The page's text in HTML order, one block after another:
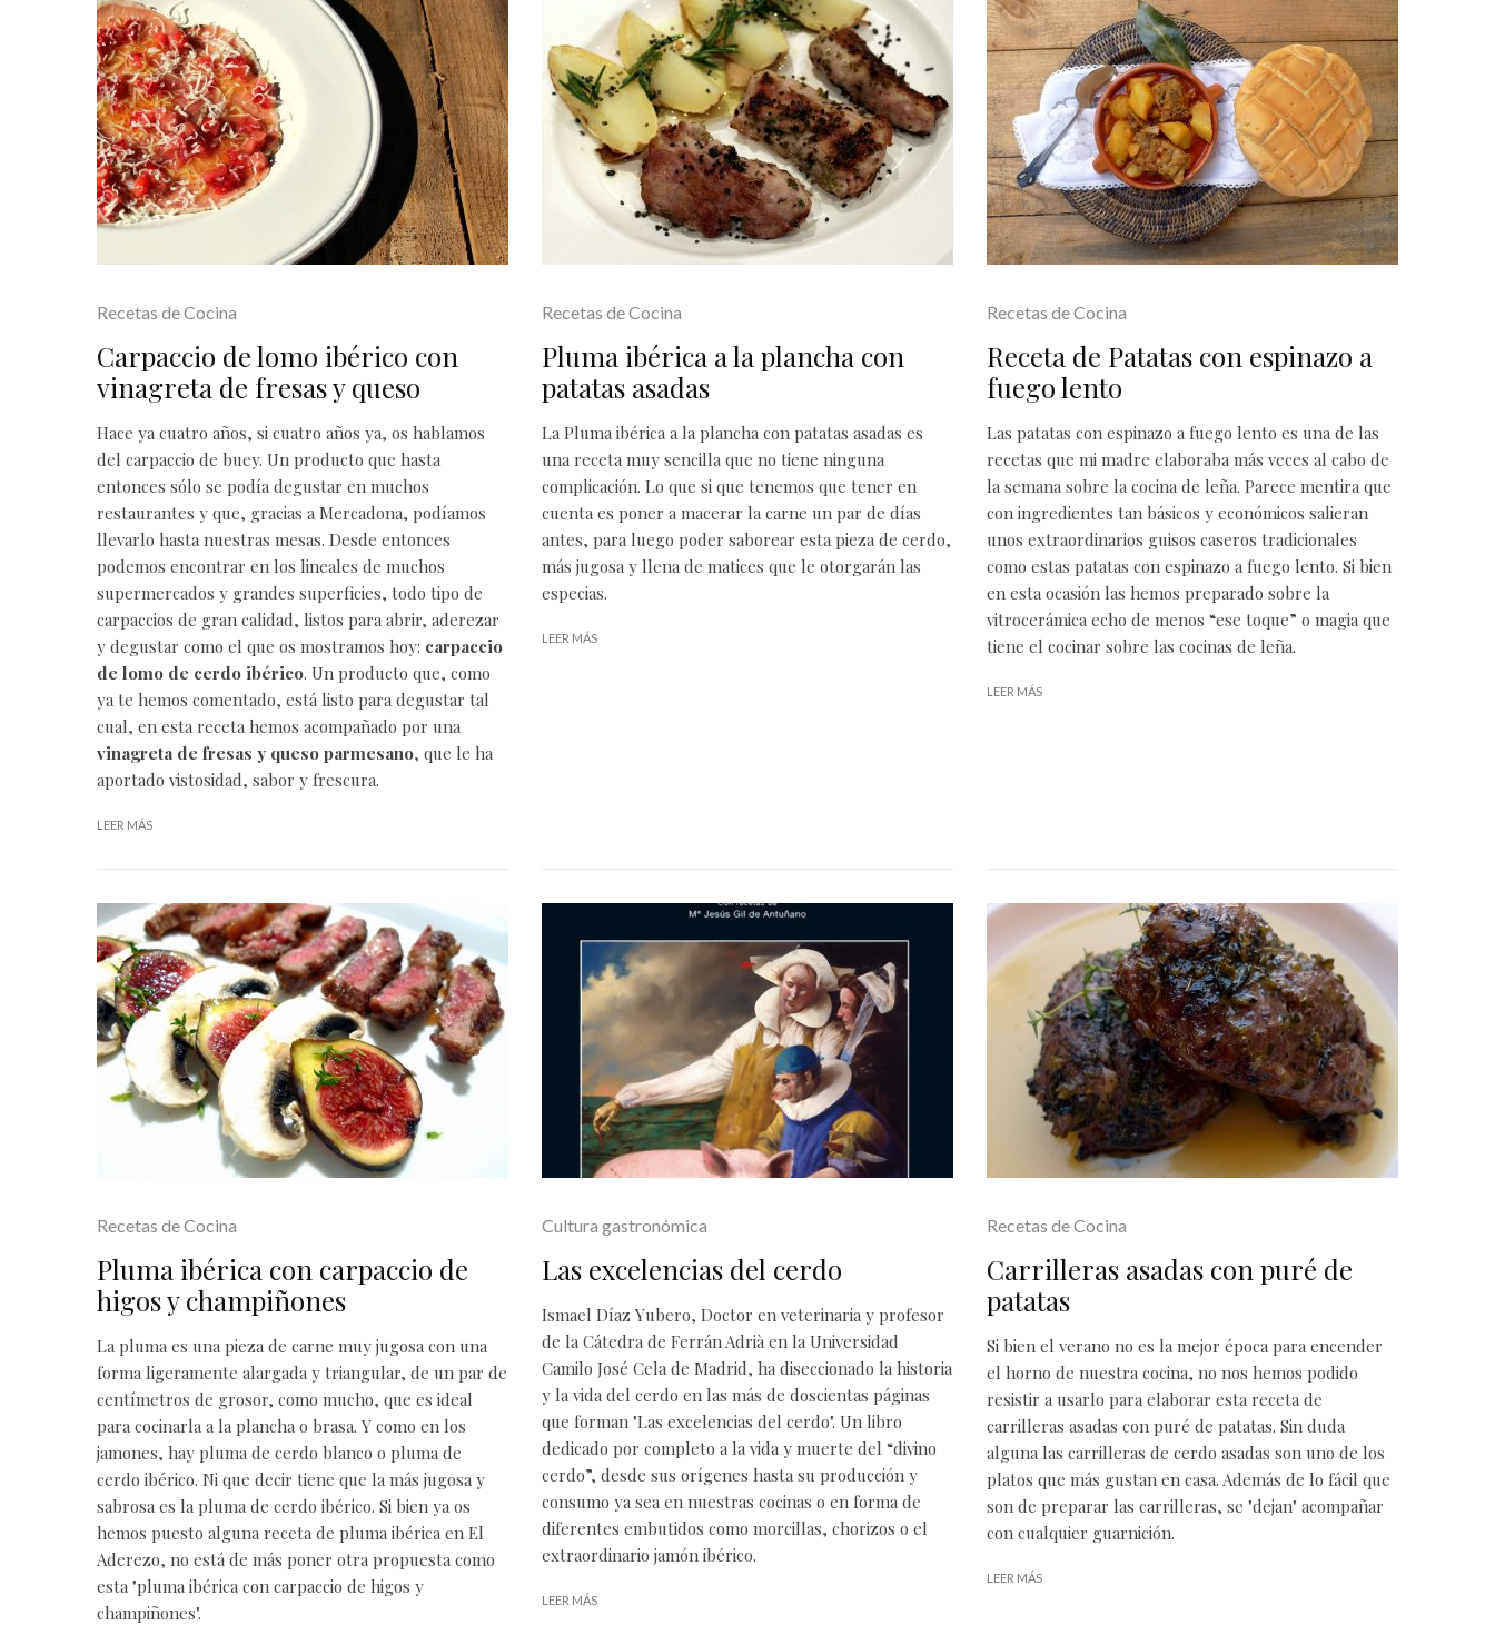
Recetas de Cocina
Carpaccio de lomo ibérico con
vinagreta de fresas y queso
Hace ya cuatro años, si cuatro años ya, os hablamos
del carpaccio de buey. Un producto que hasta
entonces sólo se podía degustar en muchos
restaurantes y que, gracias a Mercadona, podíamos
llevarlo hasta nuestras mesas. Desde entonces
podemos encontrar en los lineales de muchos
supermercados y grandes superficies, todo tipo de
carpaccios de gran calidad, listos para abrir, aderezar
y degustar como el que os mostramos hoy: carpaccio
de lomo de cerdo ibérico. Un producto que, como
ya te hemos comentado, está listo para degustar tal
cual, en esta receta hemos acompañado por una
vinagreta de fresas y queso parmesano, que le ha
aportado vistosidad, sabor y frescura.
LEER MÁS
Recetas de Cocina
Pluma ibérica a la plancha con
patatas asadas
La Pluma ibérica a la plancha con patatas asadas es
una receta muy sencilla que no tiene ninguna
complicación. Lo que si que tenemos que tener en
cuenta es poner a macerar la carne un par de días
antes, para luego poder saborear esta pieza de cerdo,
más jugosa y llena de matices que le otorgarán las
especias.
LEER MÁS
Recetas de Cocina
Receta de Patatas con espinazo a
fuego lento
Las patatas con espinazo a fuego lento es una de las
recetas que mi madre elaboraba más veces al cabo de
la semana sobre la cocina de leña. Parece mentira que
con ingredientes tan básicos y económicos salieran
unos extraordinarios guisos caseros tradicionales
como estas patatas con espinazo a fuego lento. Si bien
en esta ocasión las hemos preparado sobre la
vitrocerámica echo de menos “ese toque” o magia que
tiene el cocinar sobre las cocinas de leña.
LEER MÁS
Recetas de Cocina
Pluma ibérica con carpaccio de
higos y champiñones
La pluma es una pieza de carne muy jugosa con una
forma ligeramente alargada y triangular, de un par de
centímetros de grosor, como mucho, que es ideal
para cocinarla a la plancha o brasa. Y como en los
jamones, hay pluma de cerdo blanco o pluma de
cerdo ibérico. Ni que decir tiene que la más jugosa y
sabrosa es la pluma de cerdo ibérico. Si bien ya os
hemos puesto alguna receta de pluma ibérica en El
Aderezo, no está de más poner otra propuesta como
esta "pluma ibérica con carpaccio de higos y
champiñones".
Cultura gastronómica
Las excelencias del cerdo
Ismael Díaz Yubero, Doctor en veterinaria y profesor
de la Cátedra de Ferrán Adrià en la Universidad
Camilo José Cela de Madrid, ha diseccionado la historia
y la vida del cerdo en las más de doscientas páginas
que forman "Las excelencias del cerdo". Un libro
dedicado por completo a la vida y muerte del “divino
cerdo”, desde sus orígenes hasta su producción y
consumo ya sea en nuestras cocinas o en forma de
diferentes embutidos como morcillas, chorizos o el
extraordinario jamón ibérico.
LEER MÁS
Recetas de Cocina
Carrilleras asadas con puré de
patatas
Si bien el verano no es la mejor época para encender
el horno de nuestra cocina, no nos hemos podido
resistir a usarlo para elaborar esta receta de
carrilleras asadas con puré de patatas. Sin duda
alguna las carrilleras de cerdo asadas son uno de los
platos que más gustan en casa. Además de lo fácil que
son de preparar las carrilleras, se "dejan" acompañar
con cualquier guarnición.
LEER MÁS